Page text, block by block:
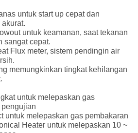
untuk start up cepat dan
untuk keamanan, saat tekanan
sangat cepat.
Flux meter, sistem pendingin air
memungkinkan tingkat kehilangan
untuk melepaskan gas
untuk melepaskan gas pembakaran
Heater untuk melepaskan 10 ~